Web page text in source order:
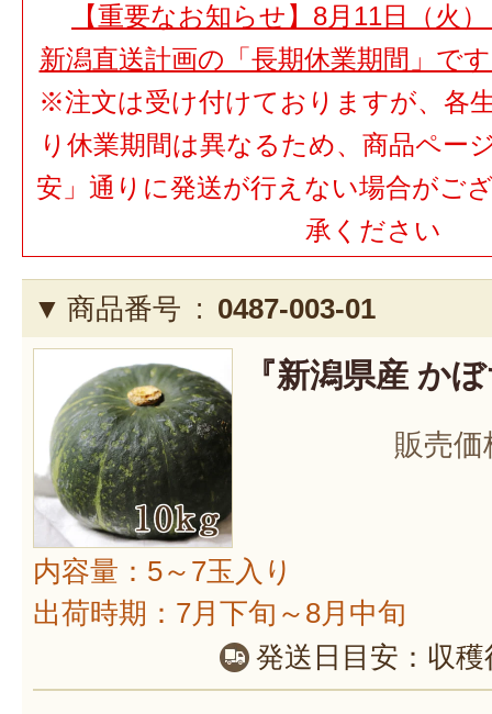
【重要なお知らせ】8月11日（火
新潟直送計画の「長期休業期間」で
※注文は受け付けておりますが、各
り休業期間は異なるため、商品ペー
安」通りに発送が行えない場合がご
承ください
商品番号 : 0487-003-01
『新潟県産 か
販売価
内容量：5～7玉入り
出荷時期：7月下旬～8月中旬
発送日目安： 収穫